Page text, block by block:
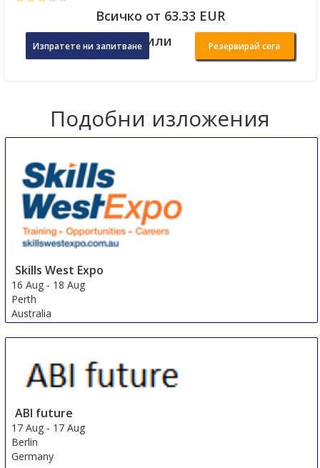
Всичко от 63.33 EUR
Изпратете ни запитване или Резервирай сега
Подобни изложения
Skills West Expo
16 Aug - 18 Aug
Perth
Australia
ABI future
17 Aug - 17 Aug
Berlin
Germany